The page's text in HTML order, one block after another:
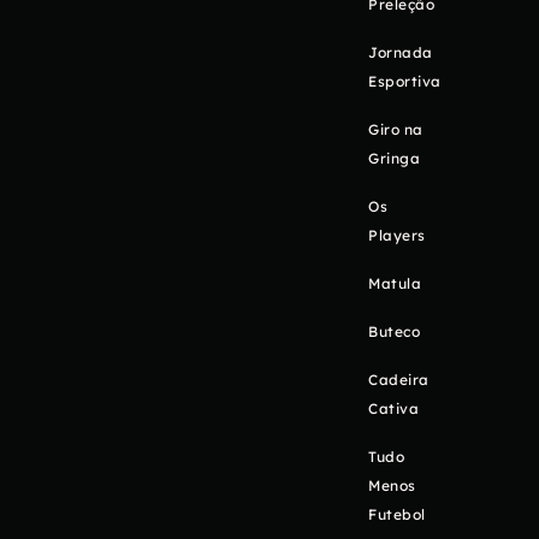
Preleção
Jornada
Esportiva
Giro na
Gringa
Os
Players
Matula
Buteco
Cadeira
Cativa
Tudo
Menos
Futebol